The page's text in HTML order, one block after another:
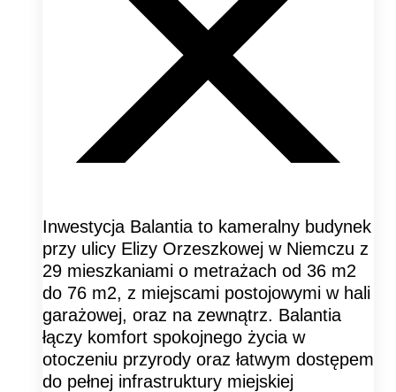
Inwestycja Balantia to kameralny budynek
przy ulicy Elizy Orzeszkowej w Niemczu z
29 mieszkaniami o metrażach od 36 m2
do 76 m2, z miejscami postojowymi w hali
garażowej, oraz na zewnątrz. Balantia
łączy komfort spokojnego życia w
otoczeniu przyrody oraz łatwym dostępem
do pełnej infrastruktury miejskiej